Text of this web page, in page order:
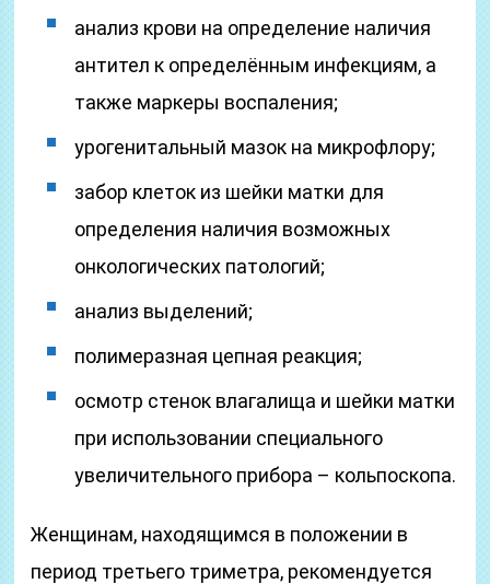
анализ крови на определение наличия
антител к определённым инфекциям, а
также маркеры воспаления;
урогенитальный мазок на микрофлору;
забор клеток из шейки матки для
определения наличия возможных
онкологических патологий;
анализ выделений;
полимеразная цепная реакция;
осмотр стенок влагалища и шейки матки
при использовании специального
увеличительного прибора – кольпоскопа.
Женщинам, находящимся в положении в
период третьего триметра, рекомендуется